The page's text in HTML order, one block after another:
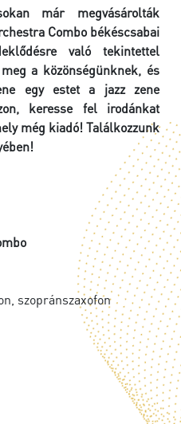
már megvásárolták
Combo békéscsabai
való tekintettel
a közönségünknek, és
egy estet a jazz zene
keresse fel irodánkat
még kiadó! Találkozzunk
szopránszaxofon